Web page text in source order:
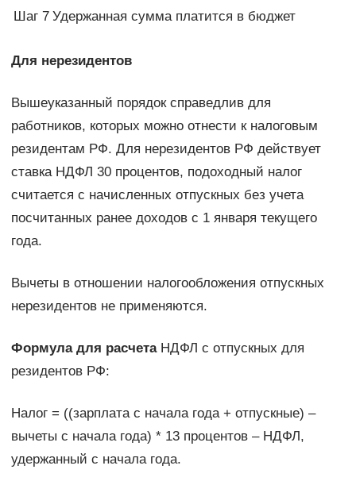
Шаг 7 Удержанная сумма платится в бюджет
Для нерезидентов
Вышеуказанный порядок справедлив для
работников, которых можно отнести к налоговым
резидентам РФ. Для нерезидентов РФ действует
ставка НДФЛ 30 процентов, подоходный налог
считается с начисленных отпускных без учета
посчитанных ранее доходов с 1 января текущего
года.
Вычеты в отношении налогообложения отпускных
нерезидентов не применяются.
Формула для расчетаНДФЛ с отпускных для
резидентов РФ:
Налог = ((зарплата с начала года + отпускные) –
вычеты с начала года) * 13 процентов – НДФЛ,
удержанный с начала года.